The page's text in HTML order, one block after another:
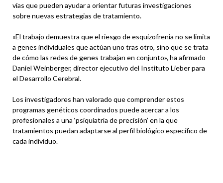
vías que pueden ayudar a orientar futuras investigaciones
sobre nuevas estrategias de tratamiento.
«El trabajo demuestra que el riesgo de esquizofrenia no se limita
a genes individuales que actúan uno tras otro, sino que se trata
de cómo las redes de genes trabajan en conjunto», ha afirmado
Daniel Weinberger, director ejecutivo del Instituto Lieber para
el Desarrollo Cerebral.
Los investigadores han valorado que comprender estos
programas genéticos coordinados puede acercar a los
profesionales a una ‘psiquiatría de precisión’ en la que
tratamientos puedan adaptarse al perfil biológico específico de
cada individuo.